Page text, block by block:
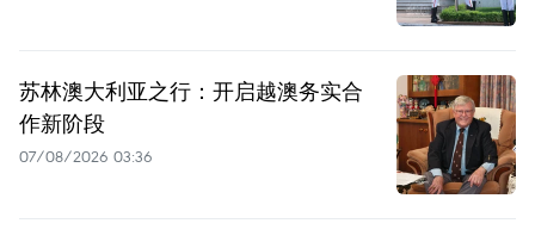
苏林澳大利亚之行：开启越澳务实合
作新阶段
07/08/2026 03:36